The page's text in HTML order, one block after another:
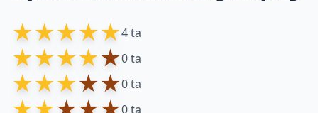
★★★★★4 ta
★★★★★0 ta
★★★★★0 ta
0 ta